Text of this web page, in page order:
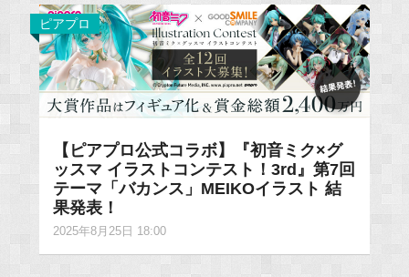
ピアプロ
【ピアプロ公式コラボ】『初音ミク×グ
ッスマ イラストコンテスト！3rd』第7回
テーマ「バカンス」MEIKOイラスト 結
果発表！
2025年8月25日 18:00